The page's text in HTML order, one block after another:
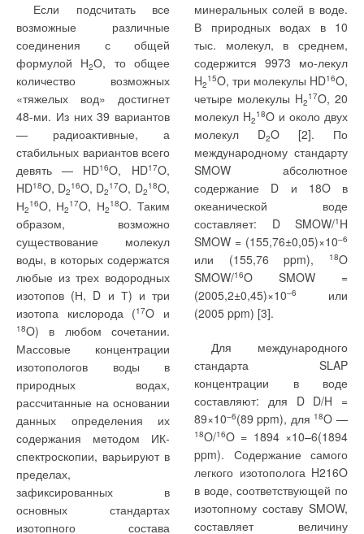
Если подсчитать все
возможные различные
соединения с общей
формулой Н2О, то общее
количество возможных
«тяжелых вод» достигнет
48-ми. Из них 39 вариантов
— радиоактивные, а
стабильных вариантов всего
девять — HD16O, HD17O,
HD18O, D2
16O, D2
17O, D2
18O,
Н2
16O, Н2
17O, Н2
18O. Таким
образом, возможно
существование молекул
воды, в которых содержатся
любые из трех водородных
изотопов (Н, D и Т) и три
изотопа кислорода (17O и
18O) в любом сочетании.
Массовые концентрации
изотопологов воды в
природных водах,
рассчитанные на основании
данных определения их
содержания методом ИК-
спектроскопии, варьируют в
пределах,
зафиксированных в
основных стандартах
изотопного состава
минеральных солей в воде.
В природных водах в 10
тыс. молекул, в среднем,
содержится 9973 мо-лекул
H2
15O, три молекулы HD16O,
четыре молекулы H2
17O, 20
молекул H2
18O и около двух
молекул D2O [2]. По
международному стандарту
SMOW абсолютное
содержание D и 18O в
океанической воде
составляет: D SMOW/1 H
SMOW = (155,76±0,05)×10–6
или (155,76 ppm), 18O
SMOW/16O SMOW =
(2005,2±0,45)×10–6
или
(2005 ppm) [3].
Для международного
стандарта SLAP
концентрации в воде
составляют: для D D/H =
89×10–6(89 ppm), для 18O —
18O/16O = 1894 ×10–6(1894
ppm). Содержание самого
легкого изотополога H216O
в воде, соответствующей по
изотопному составу SMOW,
составляет величину
описывающей
распределение
температуры по оконному
откосу.
Методика проведения
измерений соответствовала
ГОСТ 26254 [3]. Для
получения наиболее
достоверных результатов
данные параметры следует
определять в условиях,
Эта статья
посвящена
описанию
экспериментального
исследования
температурного
режима оконного
откоса и
сопоставления
результатов
Измерения проводились
в трех тестовых
помещениях: помещениях
спортивного зала (игровой)
и лечебного изолятора на
первом этаже, а также
помещении № 1 детского
сада. Оконные откосы
исследовались в
помещении № 1. Для
анализа результатов
измерений использовались
показания датчиков № 1
(среднее значение по глади
же по площади участок
наружной стены с
температурным полем [4]. В
качестве границы
двумерного элемента здесь
принимают расстояние в
два калибра, причем один
калибр равен произведению
теплопроводности слоя
утеплителя Λтна величину
R о— приведенного
сопротивления наружной
стены теплопередаче [м2·K/